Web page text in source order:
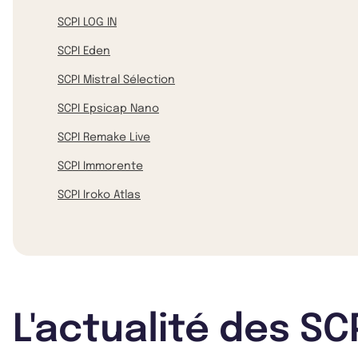
SCPI LOG IN
SCPI Eden
SCPI Mistral Sélection
SCPI Epsicap Nano
SCPI Remake Live
SCPI Immorente
SCPI Iroko Atlas
L'actualité des